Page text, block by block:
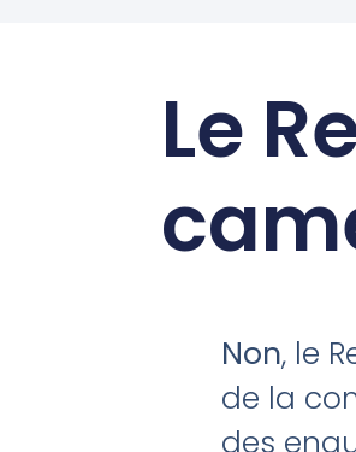
Le
Non, le
de la
des